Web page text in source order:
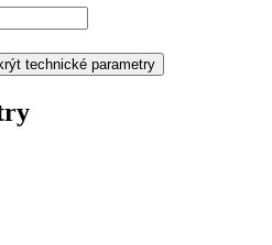
technické parametry